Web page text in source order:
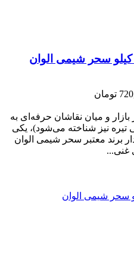
سحر شیمی الوان
و میان نقاشان حرفه‌ای به
کد ۶۱۸ یا شکلاتی تیره نیز شناخته می‌شود)، یکی
برند معتبر سحر شیمی الوان
غنی...